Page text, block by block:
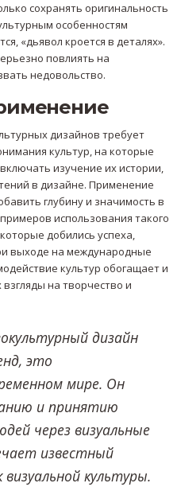
сохранять оригинальность
особенностям
«дьявол кроется в деталях».
повлиять на
недовольство.
дизайнов требует
культур, на которые
изучение их истории,
в дизайне. Применение
глубину и значимость в
использования такого
добились успеха,
выходе на международные
культур обогащает и
на творчество и
дизайн
это
мире. Он
и принятию
через визуальные
известный
культуры.